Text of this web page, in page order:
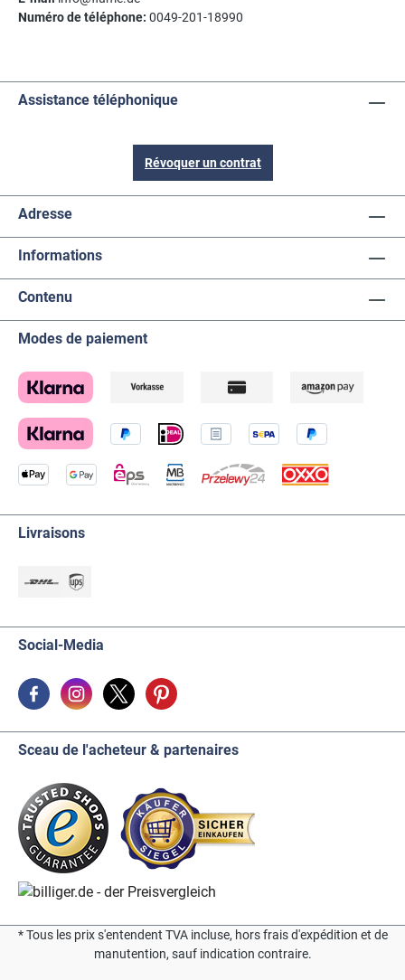
Numéro de téléphone: 0049-201-18990
Assistance téléphonique
Révoquer un contrat
Adresse
Informations
Contenu
Modes de paiement
Livraisons
Social-Media
Sceau de l'acheteur & partenaires
* Tous les prix s'entendent TVA incluse, hors frais d'expédition et de
manutention, sauf indication contraire.